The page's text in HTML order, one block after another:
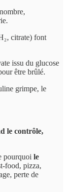
citrate) font
issu du glucose
être brûlé.
grimpe, le
le contrôle,
pourquoi le
food, pizza,
perte de